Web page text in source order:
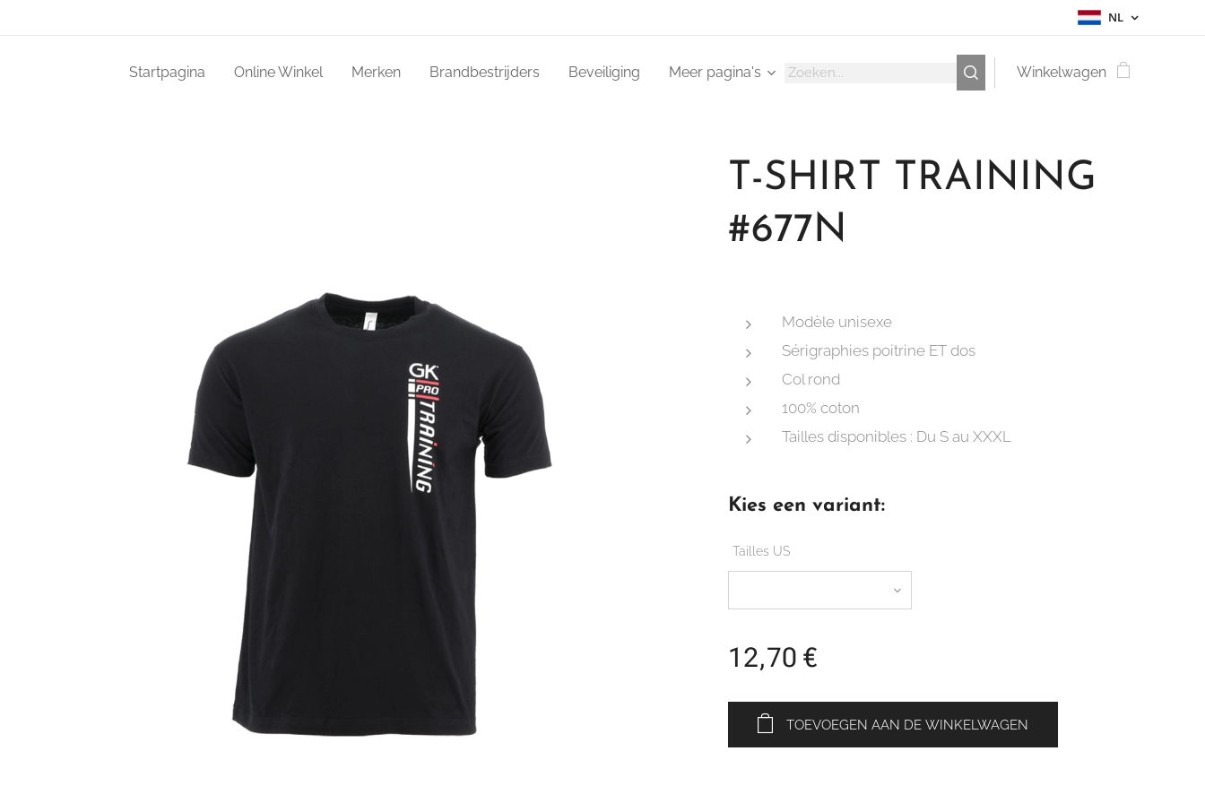
NL
Startpagina Online Winkel Merken Brandbestrijders Beveiliging Meer pagina's Winkelwagen
T-SHIRT TRAINING
#677N
Modèle unisexe
Sérigraphies poitrine ET dos
Col rond
100% coton
Tailles disponibles : Du S au XXXL
Kies een variant:
Tailles US
12,70 €
TOEVOEGEN AAN DE WINKELWAGEN